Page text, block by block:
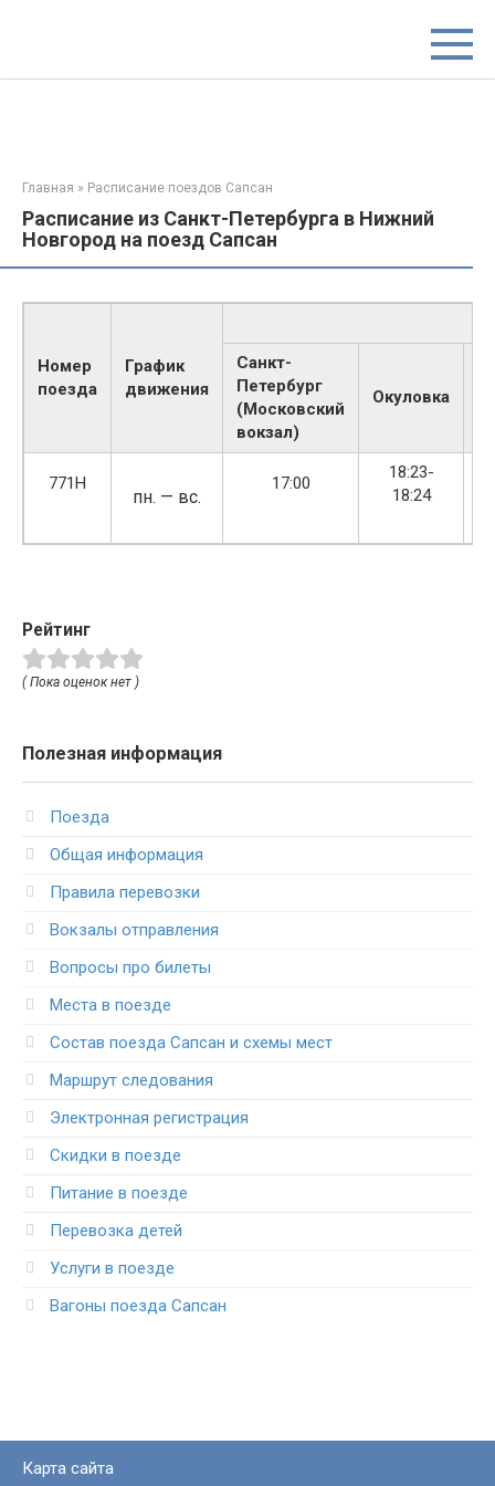
Главная » Расписание поездов Сапсан
Расписание из Санкт-Петербурга в Нижний
Новгород на поезд Сапсан
Номер
поезда
График
движения
Санкт-
Петербург
(Московский
вокзал)
Окуловка
771Н
пн. — вс.
17:00
18:23-
18:24
Рейтинг
( Пока оценок нет )
Полезная информация
Поезда
Общая информация
Правила перевозки
Вокзалы отправления
Вопросы про билеты
Места в поезде
Состав поезда Сапсан и схемы мест
Маршрут следования
Электронная регистрация
Скидки в поезде
Питание в поезде
Перевозка детей
Услуги в поезде
Вагоны поезда Сапсан
Карта сайта